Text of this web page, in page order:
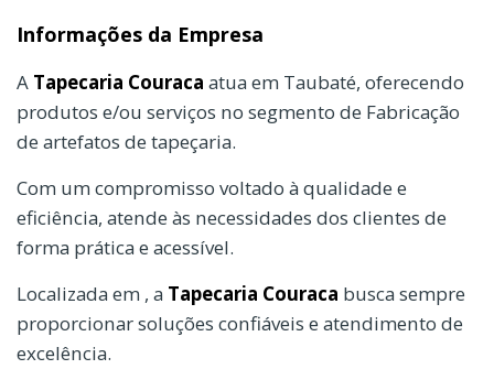
Informações da Empresa
A Tapecaria Couraca atua em Taubaté, oferecendo
produtos e/ou serviços no segmento de Fabricação
de artefatos de tapeçaria.
Com um compromisso voltado à qualidade e
eficiência, atende às necessidades dos clientes de
forma prática e acessível.
Localizada em , a Tapecaria Couraca busca sempre
proporcionar soluções confiáveis e atendimento de
excelência.